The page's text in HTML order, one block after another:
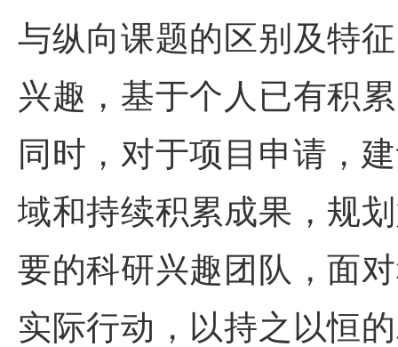
与纵向课题的区别及特
兴趣，基于个人已有积
同时，对于项目申请，
域和持续积累成果，规
要的科研兴趣团队，面
实际行动，以持之以恒